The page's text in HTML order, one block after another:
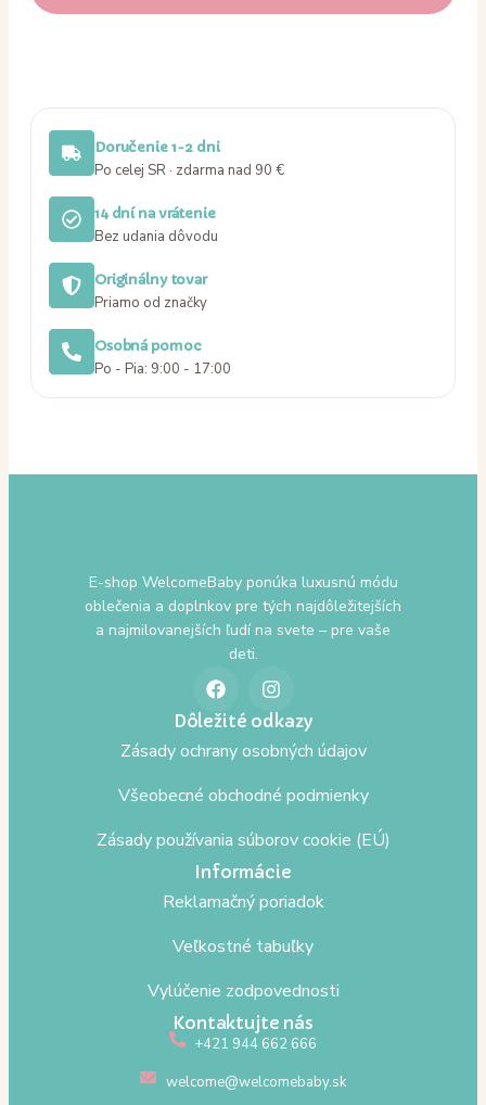
Doručenie 1-2 dni
Po celej SR · zdarma nad 90 €
14 dní na vrátenie
Bez udania dôvodu
Originálny tovar
Priamo od značky
Osobná pomoc
Po - Pia: 9:00 - 17:00
E-shop WelcomeBaby ponúka luxusnú módu
oblečenia a doplnkov pre tých najdôležitejších
a najmilovanejších ľudí na svete – pre vaše
deti.
Dôležité odkazy
Zásady ochrany osobných údajov
Všeobecné obchodné podmienky
Zásady používania súborov cookie (EÚ)
Informácie
Reklamačný poriadok
Veľkostné tabuľky
Vylúčenie zodpovednosti
Kontaktujte nás
+421 944 662 666
welcome@welcomebaby.sk